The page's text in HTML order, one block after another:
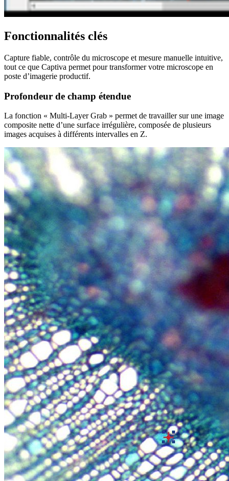
Fonctionnalités clés
Capture fiable, contrôle du microscope et mesure manuelle intuitive,
tout ce que Captiva permet pour transformer votre microscope en
poste d’imagerie productif.
Profondeur de champ étendue
La fonction « Multi-Layer Grab » permet de travailler sur une image
composite nette d’une surface irrégulière, composée de plusieurs
images acquises à différents intervalles en Z.